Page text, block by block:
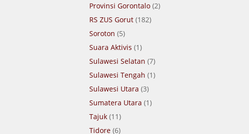
Provinsi Gorontalo(2)
RS ZUS Gorut(182)
Soroton (5)
Suara Aktivis (1)
Sulawesi Selatan (7)
Sulawesi Tengah (1)
Sulawesi Utara (3)
Sumatera Utara (1)
Tajuk(11)
Tidore(6)